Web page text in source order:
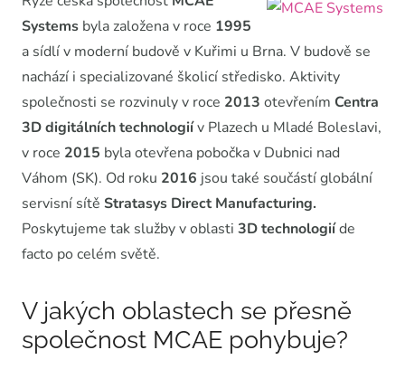
Systems byla založena v roce 1995
a sídlí v moderní budově v Kuřimi u Brna. V budově se
nachází i specializované školicí středisko. Aktivity
společnosti se rozvinuly v roce 2013 otevřením Centra
3D digitálních technologiív Plazech u Mladé Boleslavi,
v roce 2015 byla otevřena pobočka v Dubnici nad
Váhom (SK). Od roku 2016 jsou také součástí globální
servisní sítě Stratasys Direct Manufacturing.
Poskytujeme tak služby v oblasti 3D technologiíde
facto po celém světě.
V jakých oblastech se přesně
společnost MCAE pohybuje?